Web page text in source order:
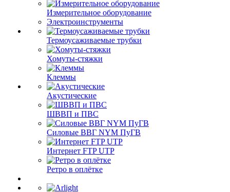
Измерительное оборудование
Электроинструменты
Термоусаживаемые трубки
Хомуты-стяжки
Клеммы
Акустические
ШВВП и ПВС
Силовые ВВГ NYM ПуГВ
Интернет FTP UTP
Ретро в оплётке